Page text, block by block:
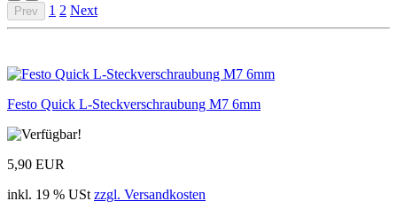
Prev 1 2 Next
Festo Quick L-Steckverschraubung M7 6mm
5,90 EUR
inkl. 19 % USt zzgl. Versandkosten